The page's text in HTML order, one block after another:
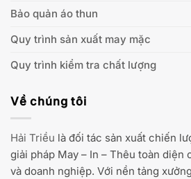
Bảo quản áo thun
Quy trình sản xuất may mặc
Quy trình kiểm tra chất lượng
Về chúng tôi
Hải Triều là đối tác sản xuất chiến
giải pháp May – In – Thêu toàn diện
và doanh nghiệp. Với nền tảng